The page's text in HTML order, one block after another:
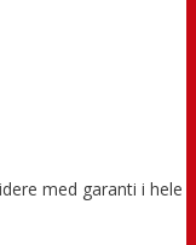
med garanti i hele